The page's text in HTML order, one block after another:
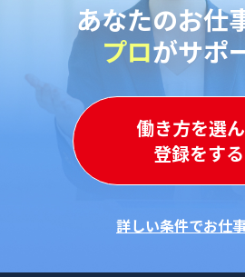
あなたのお仕
プロがサポ
働き方を選
登録をする
詳しい条件でお仕